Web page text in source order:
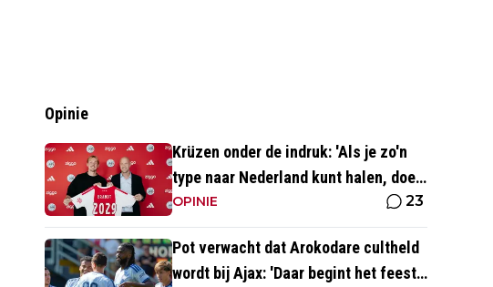
Opinie
Krüzen onder de indruk: 'Als je zo'n
type naar Nederland kunt halen, doe
je iets goed'
OPINIE 23
Pot verwacht dat Arokodare cultheld
wordt bij Ajax: 'Daar begint het feest